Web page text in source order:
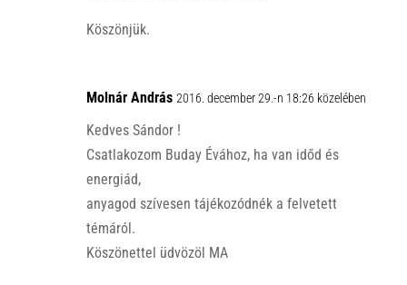
Köszönjük.
Molnár András 2016. december 29.-n 18:26 közelében
Kedves Sándor !
Csatlakozom Buday Évához, ha van időd és
energiád,
anyagod szívesen tájékozódnék a felvetett
témáról.
Köszönettel üdvözöl MA